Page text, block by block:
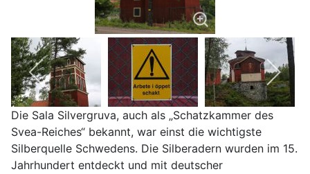
Die Sala Silvergruva, auch als „Schatzkammer des
Svea-Reiches“ bekannt, war einst die wichtigste
Silberquelle Schwedens. Die Silberadern wurden im 15.
Jahrhundert entdeckt und mit deutscher